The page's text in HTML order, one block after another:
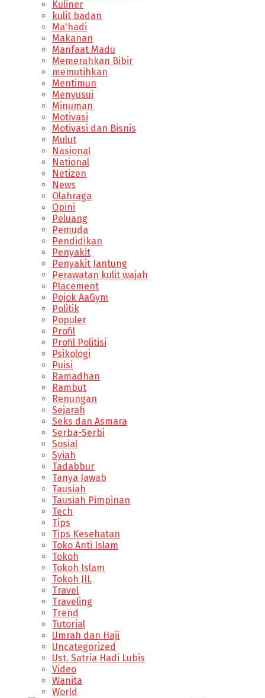
Kuliner
kulit badan
Ma'hadi
Makanan
Manfaat Madu
Memerahkan Bibir
memutihkan
Mentimun
Menyusui
Minuman
Motivasi
Motivasi dan Bisnis
Mulut
Nasional
National
Netizen
News
Olahraga
Opini
Peluang
Pemuda
Pendidikan
Penyakit
Penyakit Jantung
Perawatan kulit wajah
Placement
Pojok AaGym
Politik
Populer
Profil
Profil Politisi
Psikologi
Puisi
Ramadhan
Rambut
Renungan
Sejarah
Seks dan Asmara
Serba-Serbi
Sosial
Syiah
Tadabbur
Tanya Jawab
Tausiah
Tausiah Pimpinan
Tech
Tips
Tips Kesehatan
Toko Anti Islam
Tokoh
Tokoh Islam
Tokoh JIL
Travel
Traveling
Trend
Tutorial
Umrah dan Haji
Uncategorized
Ust. Satria Hadi Lubis
Video
Wanita
World